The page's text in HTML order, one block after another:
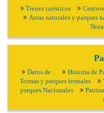
Trenes turísticos
Areas naturales y parques
Datos de .. Historia de
Termas y parques termales
parques Nacionales